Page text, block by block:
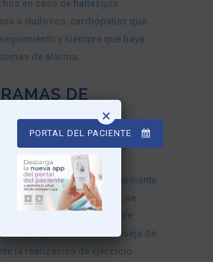
en caso de hallazgos
o dudosos, cardiopatías que
y siempre que haya
de alarma.
DE
estos factores de
la presencia de
coronaria subyacente (mediante
se considere oportuna), se
la práctica deportiva de
y regular. Se desaconseja de
la realización de ejercicio
PORTAL DEL PACIENTE
×